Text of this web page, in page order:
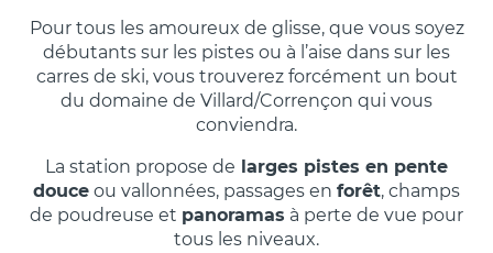
Pour tous les amoureux de glisse, que vous soyez
débutants sur les pistes ou à l’aise dans sur les
carres de ski, vous trouverez forcément un bout
du domaine de Villard/Corrençon qui vous
conviendra.
La station propose de larges pistes en pente
douce ou vallonnées, passages en forêt, champs
de poudreuse et panoramas à perte de vue pour
tous les niveaux.